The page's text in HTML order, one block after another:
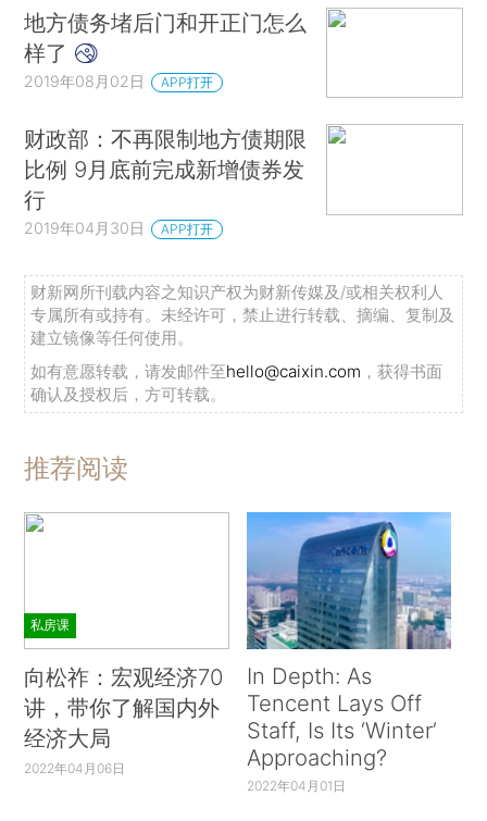
地方债务堵后门和开正门怎么
样了
2019年08月02日 APP打开
财政部：不再限制地方债期限
比例 9月底前完成新增债券发
行
2019年04月30日 APP打开
财新网所刊载内容之知识产权为财新传媒及/或相关权利人
专属所有或持有。未经许可，禁止进行转载、摘编、复制及
建立镜像等任何使用。
如有意愿转载，请发邮件至hello@caixin.com ，获得书面
确认及授权后，方可转载。
推荐阅读
私房课
向松祚：宏观经济70
讲，带你了解国内外
经济大局
2022年04月06日
In Depth: As
Tencent Lays Off
Staff, Is Its ‘Winter’
Approaching?
2022年04月01日